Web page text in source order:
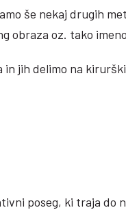
še nekaj drugih
obraza oz. tako
jih delimo na
poseg, ki traja do